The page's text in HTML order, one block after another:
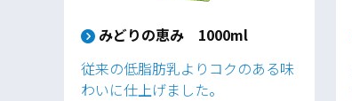
みどりの恵み 1000ml
従来の低脂肪乳よりコクのある味
わいに仕上げました。